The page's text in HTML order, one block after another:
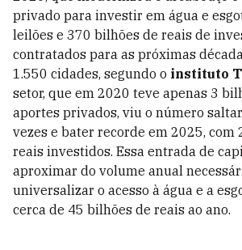
privado para investir em água e
leilões e 370 bilhões de reais de
contratados para as próximas
1.550 cidades, segundo o instituto
setor, que em 2020 teve apenas 3
aportes privados, viu o número
vezes e bater recorde em 2025, com
reais investidos. Essa entrada de
aproximar do volume anual
universalizar o acesso à água e a
cerca de 45 bilhões de reais ao ano.